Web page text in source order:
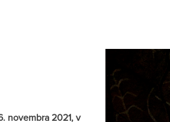
novembra 2021, v